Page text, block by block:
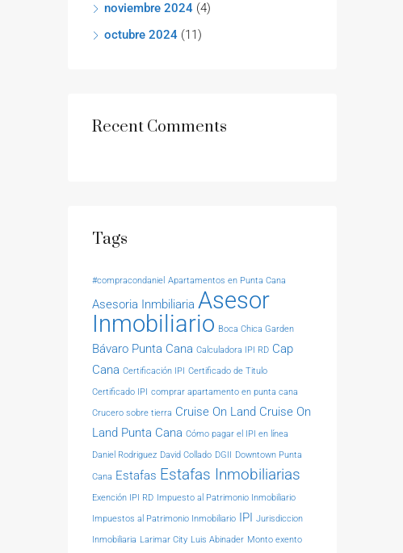
noviembre 2024 (4)
octubre 2024 (11)
Recent Comments
Tags
#compracondaniel Apartamentos en Punta Cana
Asesoria Inmbiliaria Asesor
Inmobiliario Boca Chica Garden
Bávaro Punta Cana Calculadora IPI RD Cap
Cana Certificación IPI Certificado de Titulo
Certificado IPI comprar apartamento en punta cana
Crucero sobre tierra Cruise On Land Cruise On
Land Punta Cana Cómo pagar el IPI en línea
Daniel Rodriguez David Collado DGII Downtown Punta
Cana Estafas Estafas Inmobiliarias
Exención IPI RD Impuesto al Patrimonio Inmobiliario
Impuestos al Patrimonio Inmobiliario IPI Jurisdiccion
Inmobiliaria Larimar City Luis Abinader Monto exento